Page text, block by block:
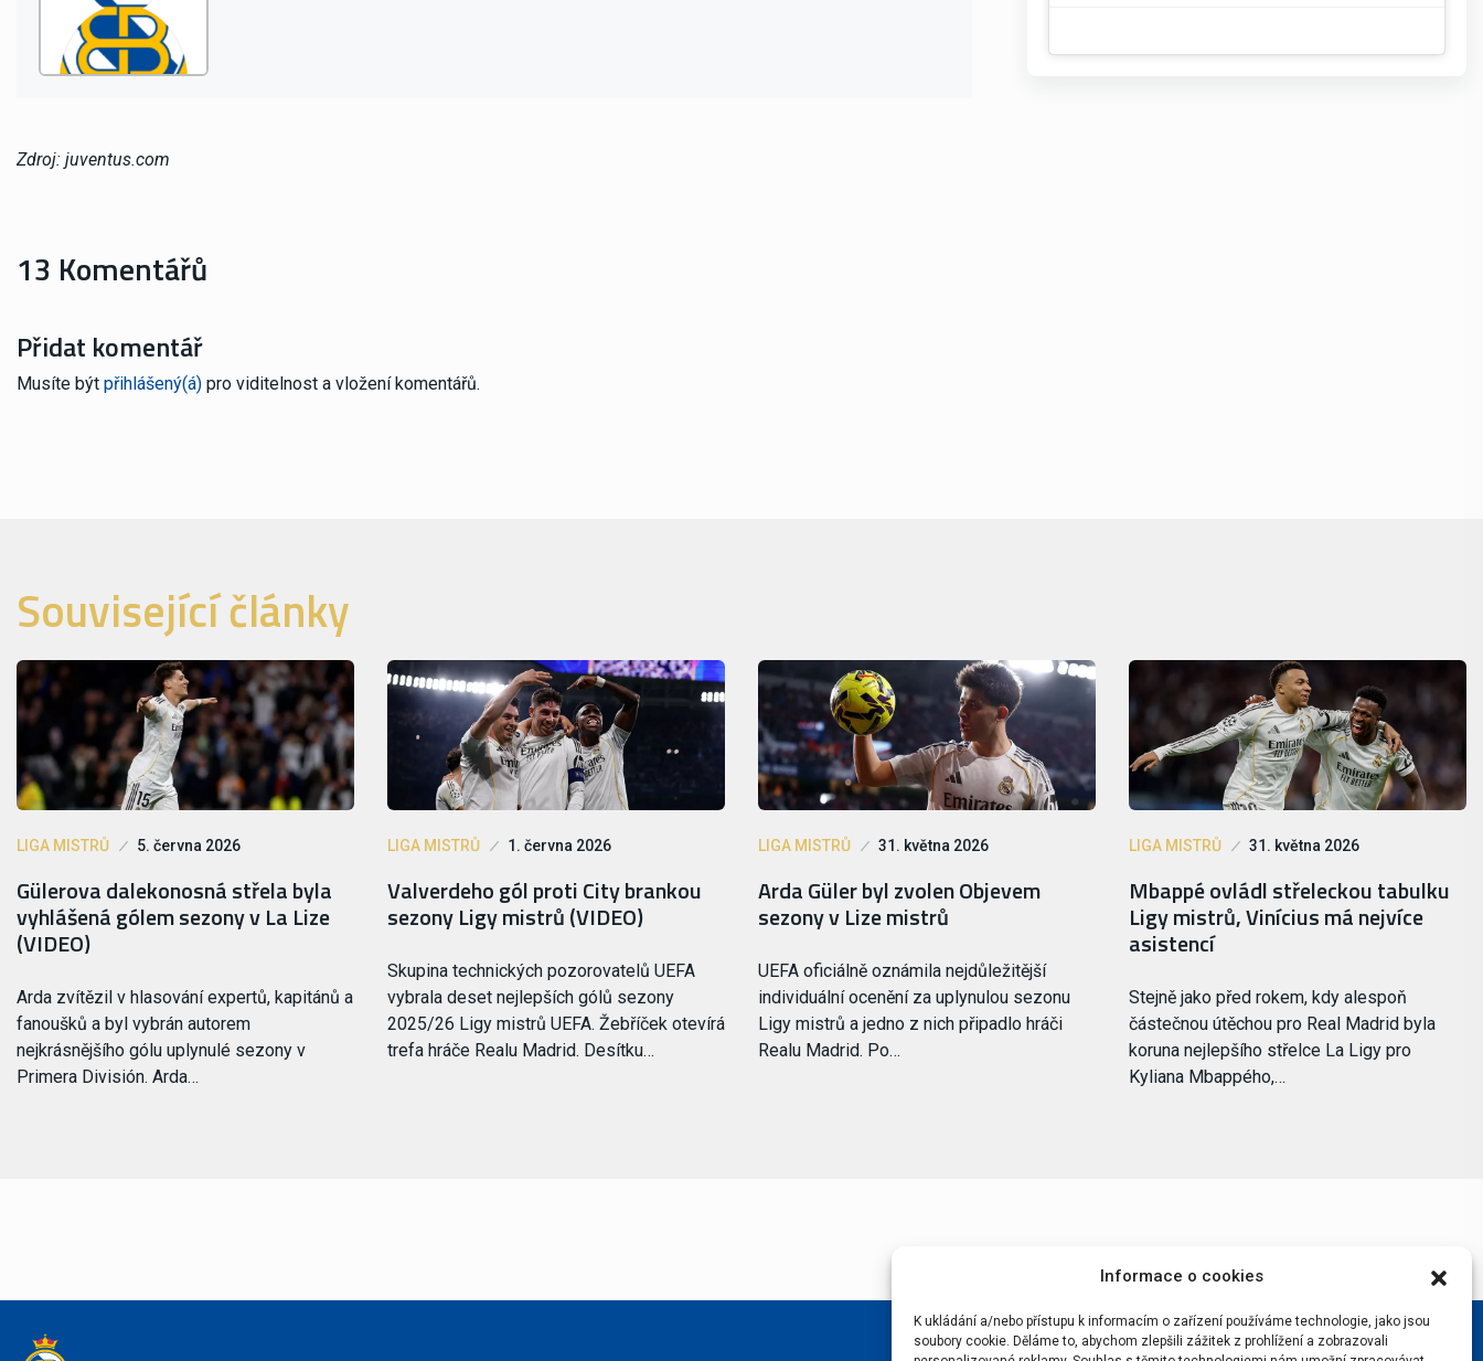
Informace o cookies
K ukládání a/nebo přístupu k informacím o zařízení používáme technologie, jako jsou
soubory cookie. Děláme to, abychom zlepšili zážitek z prohlížení a zobrazovali
Zdroj: juventus.com
13 Komentářů
Přidat komentář
Musíte být přihlášený(á) pro viditelnost a vložení komentářů.
Související články
LIGA MISTRŮ 5. června 2026
Gülerova dalekonosná střela byla
vyhlášená gólem sezony v La Lize
(VIDEO)
Arda zvítězil v hlasování expertů, kapitánů a
fanoušků a byl vybrán autorem
nejkrásnějšího gólu uplynulé sezony v
Primera División. Arda…
LIGA MISTRŮ 1. června 2026
Valverdeho gól proti City brankou
sezony Ligy mistrů (VIDEO)
Skupina technických pozorovatelů UEFA
vybrala deset nejlepších gólů sezony
2025/26 Ligy mistrů UEFA. Žebříček otevírá
trefa hráče Realu Madrid. Desítku…
LIGA MISTRŮ 31. května 2026
Arda Güler byl zvolen Objevem
sezony v Lize mistrů
UEFA oficiálně oznámila nejdůležitější
individuální ocenění za uplynulou sezonu
Ligy mistrů a jedno z nich připadlo hráči
Realu Madrid. Po…
LIGA MISTRŮ 31. května 2026
Mbappé ovládl střeleckou tabulku
Ligy mistrů, Vinícius má nejvíce
asistencí
Stejně jako před rokem, kdy alespoň
částečnou útěchou pro Real Madrid byla
koruna nejlepšího střelce La Ligy pro
Kyliana Mbappého,…